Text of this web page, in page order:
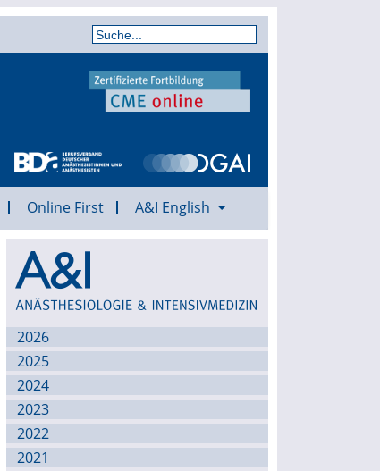
Online First A&I English
Archiv
2026
2025
2024
2023
2022
2021